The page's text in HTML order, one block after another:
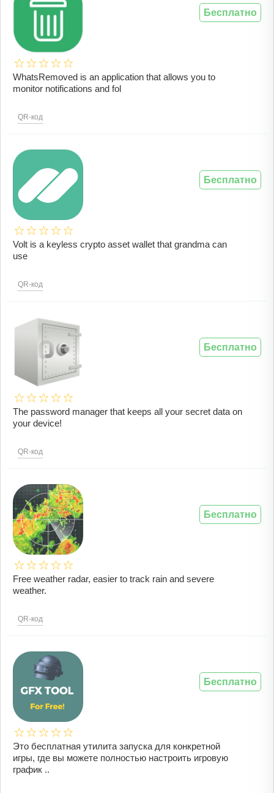
WhatsRemoved is an application that allows you to
monitor notifications and fol
QR-код
Бесплатно
Volt is a keyless crypto asset wallet that grandma can
use
QR-код
Бесплатно
The password manager that keeps all your secret data on
your device!
QR-код
Бесплатно
Free weather radar, easier to track rain and severe
weather.
QR-код
Бесплатно
Это бесплатная утилита запуска для конкретной
игры, где вы можете полностью настроить игровую
график ..
Бесплатно